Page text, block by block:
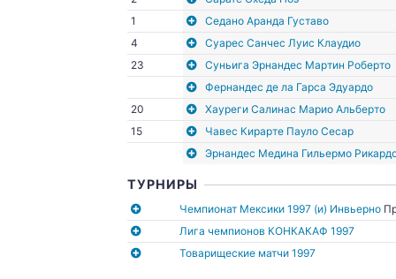
1
Седано Аранда Густаво
4
Суарес Санчес Луис Клаудио
23
Суньига Эрнандес Мартин Роберто
Фернандес де ла Гарса Эдуардо
20
Хауреги Салинас Марио Альберто
15
Чавес Кирарте Пауло Сесар
Эрнандес Медина Гильермо
ТУРНИРЫ
Чемпионат Мексики 1997 (и) Инвьерно
Лига чемпионов КОНКАКАФ 1997
Товарищеские матчи 1997